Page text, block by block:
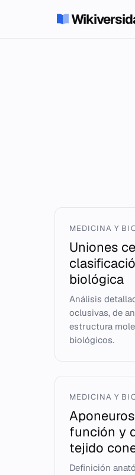
MEDICINA Y
Uniones
biológica
Análisis
oclusivas, de
estructura
biológicos.
MEDICINA Y
función y
tejido
Definición